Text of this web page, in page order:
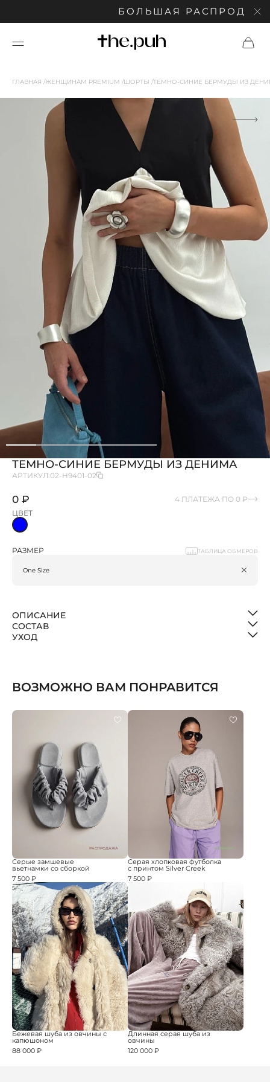
БОЛЬШАЯ РАСПРОДАЖА:
ГЛАВНАЯ ЖЕНЩИНАМ PREMIUM ШОРТЫ ТЕМНО-СИНИЕ БЕРМУДЫ ИЗ
ТЕМНО-СИНИЕ БЕРМУДЫ ИЗ ДЕНИМА
АРТИКУЛ:02-H9401-02
0 ₽
4 ПЛАТЕЖА ПО 0 ₽
ЦВЕТ
РАЗМЕР ТАБЛИЦА ОБМЕРОВ
ОПИСАНИЕ
СОСТАВ
УХОД
ВОЗМОЖНО ВАМ ПОНРАВИТСЯ
РАСПРОДАЖА
Серые замшевые
вьетнамки со сборкой
7 500 ₽
НОВИНКА
Серая хлопковая футболка
с принтом Silver Creek
7 500 ₽
Бежевая шуба из овчины с
капюшоном
88 000 ₽
Длинная серая шуба из
овчины
120 000 ₽